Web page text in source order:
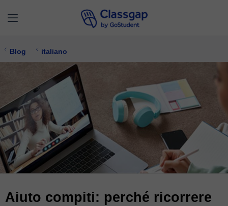
Blog italiano
Aiuto compiti: perché ricorrere